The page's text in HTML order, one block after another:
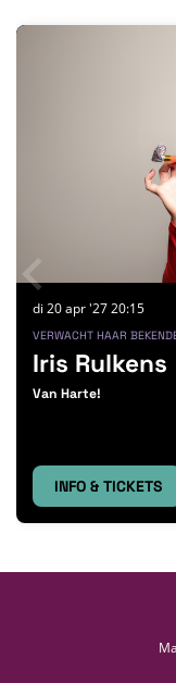
Iris Rulkens
Van Harte!
VERWACHT HAAR
di 20 apr '2720:15
INFO & TICKETS